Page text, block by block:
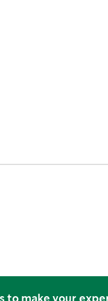
to make your